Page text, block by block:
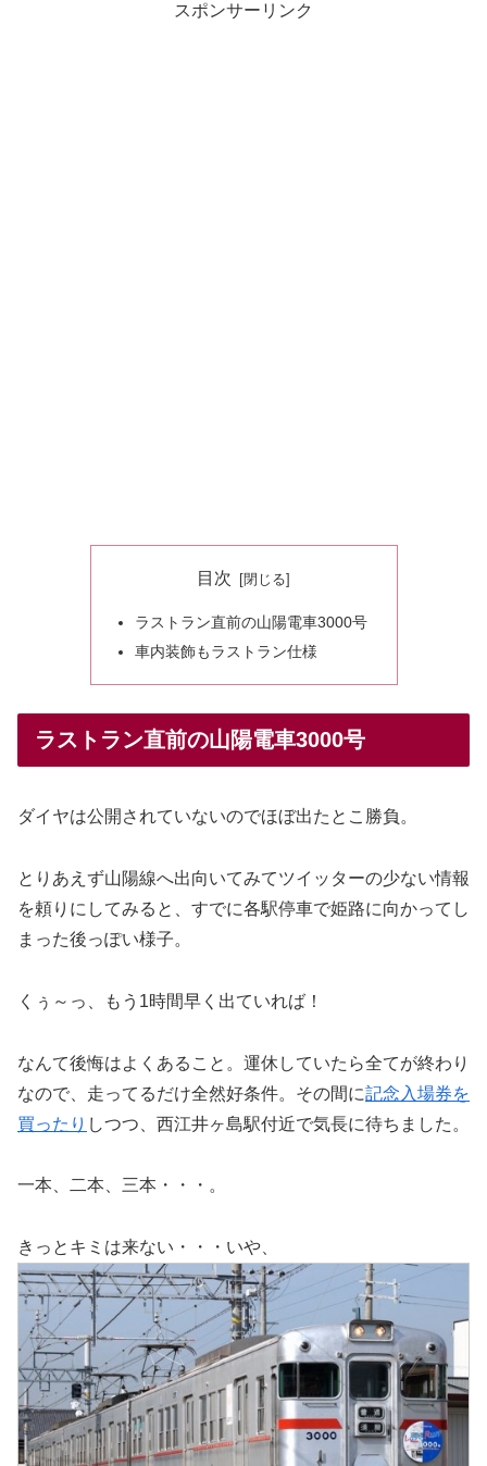
スポンサーリンク
目次
ラストラン直前の山陽電車3000号
車内装飾もラストラン仕様
ラストラン直前の山陽電車3000号
ダイヤは公開されていないのでほぼ出たとこ勝負。
とりあえず山陽線へ出向いてみてツイッターの少ない情報
を頼りにしてみると、すでに各駅停車で姫路に向かってし
まった後っぽい様子。
くぅ～っ、もう1時間早く出ていれば！
なんて後悔はよくあること。運休していたら全てが終わり
なので、走ってるだけ全然好条件。その間に記念入場券を
買ったり しつつ、西江井ヶ島駅付近で気長に待ちました。
一本、二本、三本・・・。
きっとキミは来ない・・・いや、